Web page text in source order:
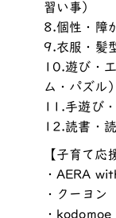
習い事）
8.個性・障
9.衣服・髪
10.遊び・
ム・パズル）
11.手遊び
12.読書・
【子育て応
・AERA
・クーヨン
・kodomoe